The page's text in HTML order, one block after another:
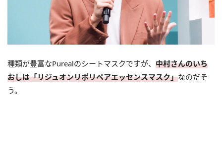
種類が豊富なPurealのシートマスクですが、 中村さんのいち
おしは「リジュオンリポリペアエッセンスマスク」なのだそ
う。